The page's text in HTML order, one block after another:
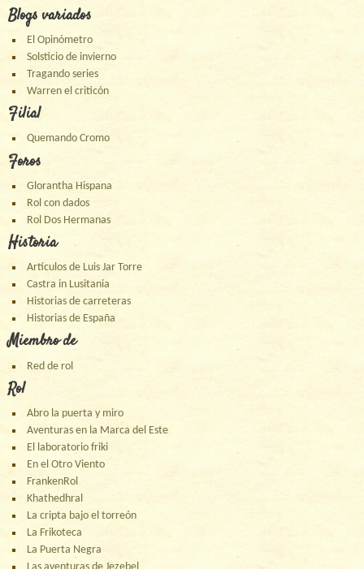
Blogs variados
El Opinómetro
Solsticio de invierno
Tragando series
Warren el criticón
Filial
Quemando Cromo
Foros
Glorantha Hispana
Rol con dados
Rol Dos Hermanas
Historia
Artículos de Luis Jar Torre
Castra in Lusitania
Historias de carreteras
Historias de España
Miembro de
Red de rol
Rol
Abro la puerta y miro
Aventuras en la Marca del Este
El laboratorio friki
En el Otro Viento
FrankenRol
Khathedhral
La cripta bajo el torreón
La Frikoteca
La Puerta Negra